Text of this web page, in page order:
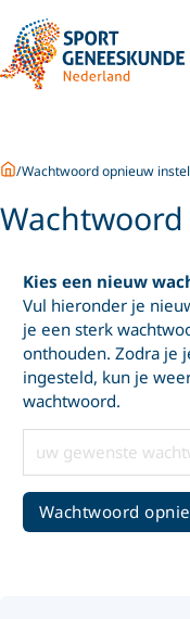
HomeWachtwoord opnieuw
Kies een nieuw
Vul hieronder je
je een sterk
onthouden. Zodra je
ingesteld, kun je
wachtwoord.
Wachtwoord